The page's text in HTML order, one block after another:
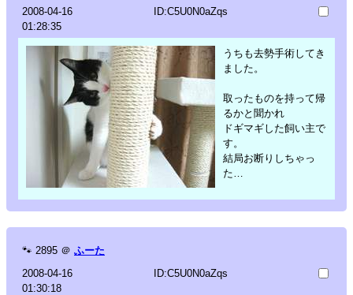
2008-04-16
01:28:35
ID:C5U0N0aZqs
うちも去勢手術してき
ました。
取ったものを持って帰
るかと聞かれ
ドギマギした飼い主で
す。
結局お断りしちゃっ
た…
🐾 2895 ＠ ふーた
2008-04-16
01:30:18
ID:C5U0N0aZqs